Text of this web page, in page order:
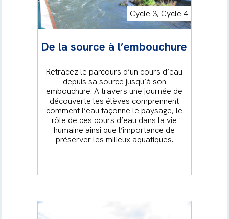
Cycle 3, Cycle 4
De la source à l’embouchure
Retracez le parcours d’un cours d’eau
depuis sa source jusqu’à son
embouchure. A travers une journée de
découverte les élèves comprennent
comment l’eau façonne le paysage, le
rôle de ces cours d’eau dans la vie
humaine ainsi que l’importance de
préserver les milieux aquatiques.